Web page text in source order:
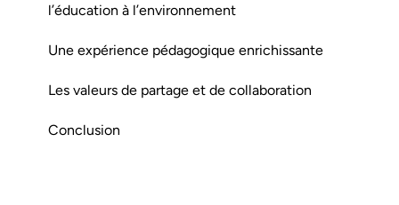
l’éducation à l’environnement
Une expérience pédagogique enrichissante
Les valeurs de partage et de collaboration
Conclusion